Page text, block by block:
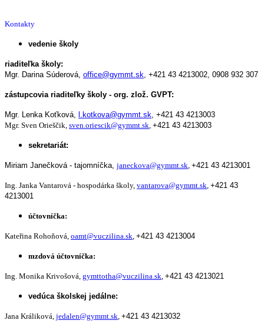
Kontakty
vedenie školy
riaditeľka školy:
Mgr. Darina Súderová, office@gymmt.sk, +421 43 4213002, 0908 932 307
zástupcovia riaditeľky školy - org. zlož. GVPT:
Mgr. Lenka Koťková, l.kotkova@gymmt.sk, +421 43 4213003
Mgr. Sven Orieščik, sven.oriescik@gymmt.sk, +421 43 4213003
sekretariát:
Miriam Janečková - tajomníčka, janeckova@gymmt.sk, +421 43 4213001
Ing. Janka Vantarová - hospodárka školy, vantarova@gymmt.sk, +421 43
4213001
účtovníčka:
Kateřina Rohoňová, oamt@vuczilina.sk, +421 43 4213004
mzdová účtovníčka:
Ing. Monika Krivošová, gymttotha@vuczilina.sk, +421 43 4213021
vedúca školskej jedálne:
Jana Králiková, jedalen@gymmt.sk, +421 43 4213032